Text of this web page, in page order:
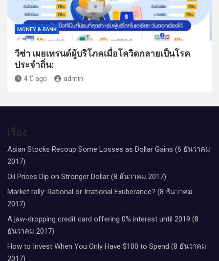
MONEY & BANK
วีซ่า เผยเทรนด์ผู้บริโภคเมื่อโควิดกลายเป็นโรค
ประจำถิ่น:
4 ปี ago admin
เรื่อง
Asian Stocks Recoup Some Losses as Dollar Gains (6 ธันวาคม
2017)
Oil Prices Dip on Stronger Dollar (8 ธันวาคม 2017)
Market rally: Rational or Irrational Exuberance? (8 ธันวาคม
2017)
A jaw-dropping credit card offering 0% interest until 2019 (8
ธันวาคม 2017)
How to Invest When You Only Have $100 to Spend (8 ธันวาคม
2017)